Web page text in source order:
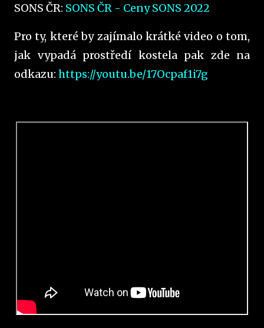
SONS ČR: SONS ČR - Ceny SONS 2022
Pro ty, které by zajímalo krátké video o tom,
jak vypadá prostředí kostela pak zde na
odkazu: https://youtu.be/17Ocpaf1i7g